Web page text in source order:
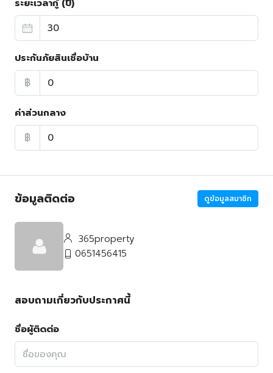
ระยะเวลากู้ (ปี)
ประกันภัยสินเชื่อบ้าน
฿
ค่าส่วนกลาง
฿
ข้อมูลติดต่อ ดูข้อมูลสมาชิก
365property
0651456415
สอบถามเกี่ยวกับประกาศนี้
ชื่อผู้ติดต่อ